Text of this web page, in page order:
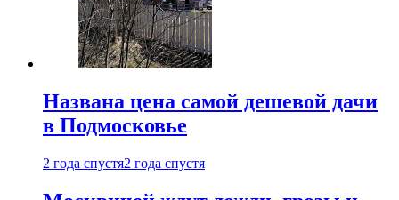
Названа цена самой дешевой дачи
в Подмосковье
2 года спустя2 года спустя